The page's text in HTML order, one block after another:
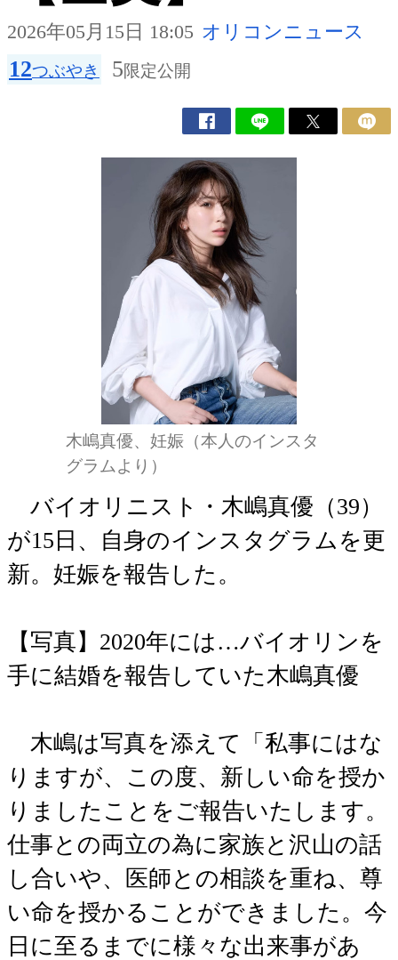
2026年05月15日 18:05 オリコンニュース
12つぶやき 5限定公開
木嶋真優、妊娠（本人のインスタ
グラムより）
バイオリニスト・木嶋真優（39）
が15日、自身のインスタグラムを更
新。妊娠を報告した。
【写真】2020年には…バイオリンを
手に結婚を報告していた木嶋真優
木嶋は写真を添えて「私事にはな
りますが、この度、新しい命を授か
りましたことをご報告いたします。
仕事との両立の為に家族と沢山の話
し合いや、医師との相談を重ね、尊
い命を授かることができました。今
日に至るまでに様々な出来事があ